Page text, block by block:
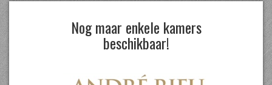
Nog maar enkele kamers
beschikbaar!